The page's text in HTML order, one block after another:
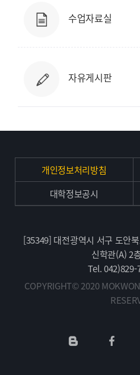
수업자료실
자유게시판
개인정보처리방침
대학정보공시
[35349] 대전광역시 서구 도안
신학관(A) 2
Tel. 042)829-
COPYRIGHT© 2020